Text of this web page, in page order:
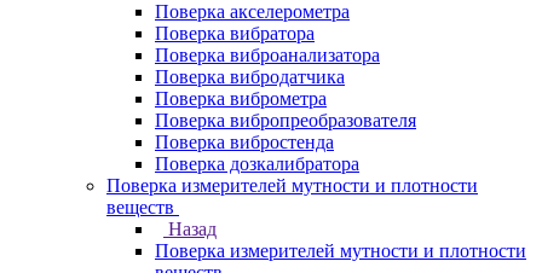
Поверка акселерометра
Поверка вибратора
Поверка виброанализатора
Поверка вибродатчика
Поверка виброметра
Поверка вибропреобразователя
Поверка вибростенда
Поверка дозкалибратора
Поверка измерителей мутности и плотности
веществ
Назад
Поверка измерителей мутности и плотности